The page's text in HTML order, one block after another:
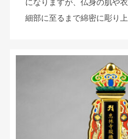
細部に至るまで綿密に彫り